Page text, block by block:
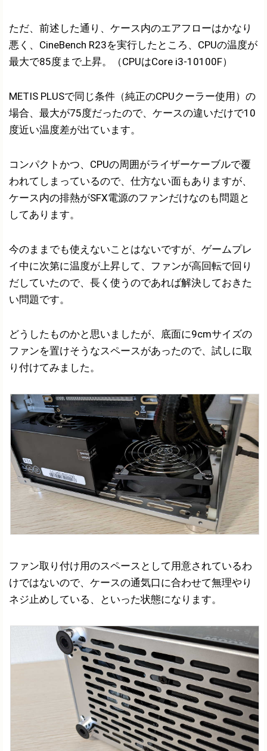
ただ、前述した通り、ケース内のエアフローはかなり
悪く、CineBench R23を実行したところ、CPUの温度が
最大で85度まで上昇。（CPUはCore i3-10100F）
METIS PLUSで同じ条件（純正のCPUクーラー使用）の
場合、最大が75度だったので、ケースの違いだけで10
度近い温度差が出ています。
コンパクトかつ、CPUの周囲がライザーケーブルで覆
われてしまっているので、仕方ない面もありますが、
ケース内の排熱がSFX電源のファンだけなのも問題と
してあります。
今のままでも使えないことはないですが、ゲームプレ
イ中に次第に温度が上昇して、ファンが高回転で回り
だしていたので、長く使うのであれば解決しておきた
い問題です。
どうしたものかと思いましたが、底面に9cmサイズの
ファンを置けそうなスペースがあったので、試しに取
り付けてみました。
ファン取り付け用のスペースとして用意されているわ
けではないので、ケースの通気口に合わせて無理やり
ネジ止めしている、といった状態になります。